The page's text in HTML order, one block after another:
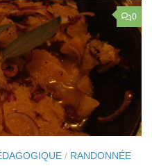
0
/ RANDONNÉE